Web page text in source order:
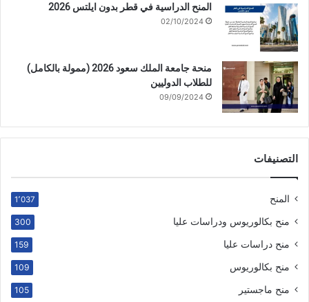
المنح الدراسية في قطر بدون ايلتس 2026
02/10/2024
منحة جامعة الملك سعود 2026 (ممولة بالكامل)
للطلاب الدوليين
09/09/2024
التصنيفات
المنح 1٬037
منح بكالوريوس ودراسات عليا 300
منح دراسات عليا 159
منح بكالوريوس 109
منح ماجستير 105